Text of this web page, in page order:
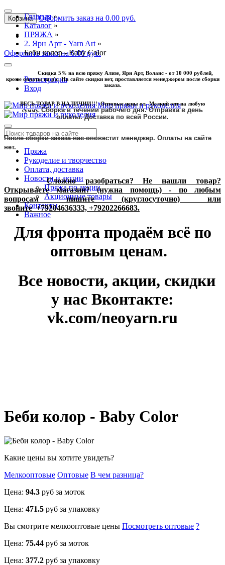
Корзина Оформить заказ на 0.00 руб.
Оформить заказ на 0.00 руб.
Регистрация
Вход
Мир пряжи и рукоделия
Пряжа
Рукоделие и творчество
Оплата, доставка
Новости и акции
Пряжа по акции
Акционные товары
Контакты
Важное
Главная »
Каталог »
ПРЯЖА »
2. Ярн Арт - Yarn Art »
Беби колор - Baby Color
Скидка 5% на всю пряжу Ализе, Ярн Арт, Воланс - от 10 000 рублей,
кроме оплаты на р\с. На сайте скидки нет, проставляется менеджером после сборки
заказа.
ВЕСЬ ТОВАР В НАЛИЧИИ!!! Оптовые цены от. Мелкий опт на любую
сумму.Сборка в течении рабочего дня. Отправка в день
оплаты.Доставка по всей России.
После сборки заказа вас оповестит менеджер. Оплаты на сайте
нет.
Сложно разобраться? Не нашли товар?
Открываете магазин? (нужна помощь) - по любым
вопросам пишите (круглосуточно) или
звоните+79204636333, +79202266683.
Для фронта продаём всё по
оптовым ценам.
Все новости, акции, скидки
у нас Вконтакте:
vk.com/neoyarn.ru
Беби колор - Baby Color
Какие цены вы хотите увидеть?
Мелкооптовые Оптовые В чем разница?
Цена: 94.3 руб за моток
Цена: 471.5 руб за упаковку
Вы смотрите мелкооптовые цены Посмотреть оптовые ?
Цена: 75.44 руб за моток
Цена: 377.2 руб за упаковку